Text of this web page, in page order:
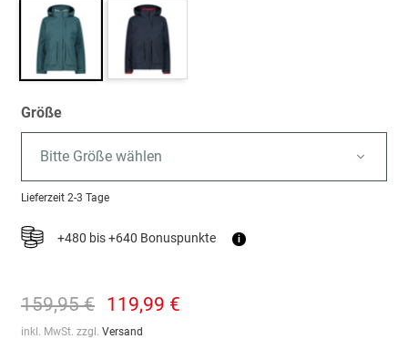
Größe
Bitte Größe wählen
Lieferzeit 2-3 Tage
+480 bis +640 Bonuspunkte i
159,95 € 119,99 €
inkl. MwSt. zzgl. Versand